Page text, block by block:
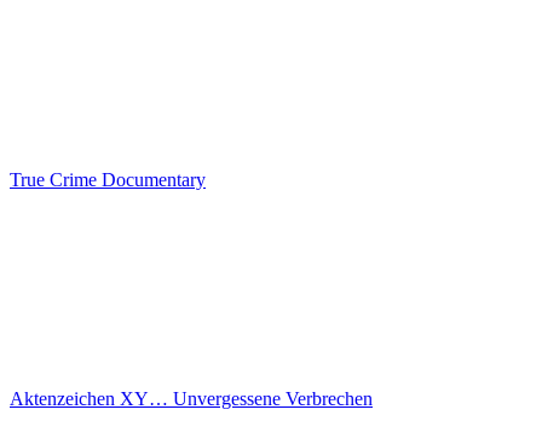
True Crime Documentary
Aktenzeichen XY… Unvergessene Verbrechen